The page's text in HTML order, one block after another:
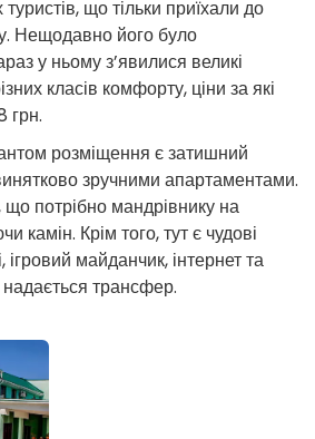
що тільки приїхали до
Нещодавно його було
у ньому з’явилися великі
класів комфорту, ціни за які
грн.
розміщення є затишний
зручними апартаментами.
потрібно мандрівнику на
камін. Крім того, тут є чудові
майданчик, інтернет та
трансфер.